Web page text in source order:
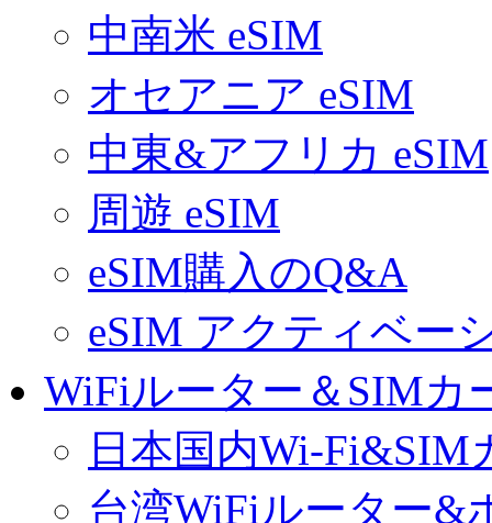
中南米 eSIM
オセアニア eSIM
中東&アフリカ eSIM
周遊 eSIM
eSIM購入のQ&A
eSIM アクティベー
WiFiルーター＆SIMカ
日本国内Wi-Fi&SIM
台湾WiFiルーター&